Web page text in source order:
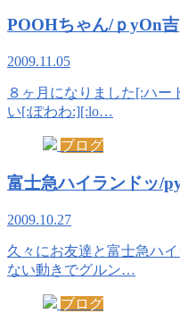
POOHちゃん/ｐyOn吉
2009.11.05
８ヶ月になりました[:ハー
い[:ぽわわ:][:lo…
ブログ
富士急ハイランドッ/
2009.10.27
久々にお友達と富士急ハ
ない動きでグルン…
ブログ